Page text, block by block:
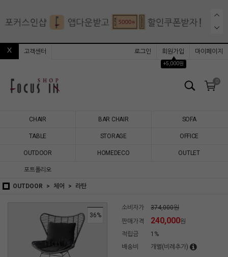
고객센터 로그인
회원가입
▲
+5,000원
마이페이지
0
CHAIR BAR CHAIR SOFA
TABLE STORAGE OFFICE
OUTDOOR HOMEDECO OUTLET
포트폴리오
OUTDOOR 체어 라탄
36%
소비자가
374,000원
판매가격
240,000원
적립금
1%
배송비
개별(비례추가)